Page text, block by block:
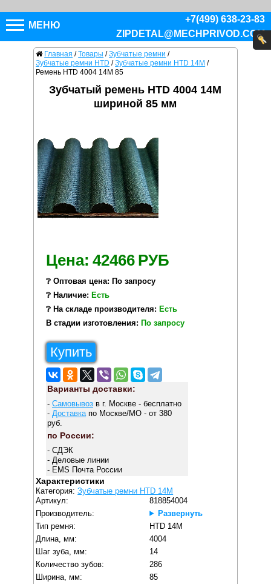
МЕНЮ
+7(499) 638-23-83
ZIPDETAL@MECHPRIVOD.COM
Главная / Товары / Зубчатые ремни /
Зубчатые ремни HTD / Зубчатые ремни HTD 14M /
Ремень HTD 4004 14M 85
Зубчатый ремень HTD 4004 14M
шириной 85 мм
Цена: 42466 РУБ
❔ Оптовая цена: По запросу
❔ Наличие: Есть
❔ На складе производителя: Есть
В стадии изготовления: По запросу
Купить
Варианты доставки:
- Самовывозв г. Москве - бесплатно
- Доставкапо Москве/МО - от 380
руб.
по России:
- СДЭК
- Деловые линии
- EMS Почта России
Характеристики
Категория:Зубчатые ремни HTD 14M
Артикул:
818854004
Производитель:
Развернуть
Тип ремня:
HTD 14M
Длина, мм:
4004
Шаг зуба, мм:
14
Количество зубов:
286
Ширина, мм:
85